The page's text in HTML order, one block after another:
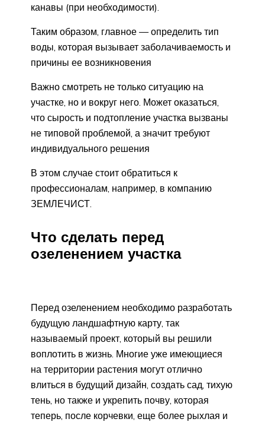
канавы (при необходимости).
Таким образом, главное — определить тип
воды, которая вызывает заболачиваемость и
причины ее возникновения
Важно смотреть не только ситуацию на
участке, но и вокруг него. Может оказаться,
что сырость и подтопление участка вызваны
не типовой проблемой, а значит требуют
индивидуального решения
В этом случае стоит обратиться к
профессионалам, например, в компанию
ЗЕМЛЕЧИСТ.
Что сделать перед
озеленением участка
Перед озеленением необходимо разработать
будущую ландшафтную карту, так
называемый проект, который вы решили
воплотить в жизнь. Многие уже имеющиеся
на территории растения могут отлично
влиться в будущий дизайн, создать сад, тихую
тень, но также и укрепить почву, которая
теперь, после корчевки, еще более рыхлая и